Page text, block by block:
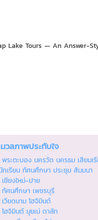
Lake Tours — An Answer-
วลภาพประทับใจ
ระตะบอง นครวัด นครธม เสียมเ
กเรียน ทัศนศึกษา ประชุม สัมมนา
ชียงใหม่-ปาย
ทัศนศึกษา เพชรบุรี
วียดนาม โฮจิมินต์
ฮจิมินต์ มุยเน่ ดาลัท